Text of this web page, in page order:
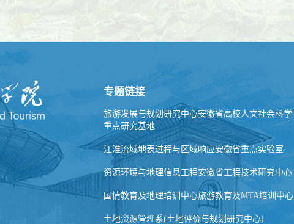
专题链接
旅游发展与规划研究中心安徽省高校人文社会科学
重点研究基地
江淮流域地表过程与区域响应安徽省重点实验室
资源环境与地理信息工程安徽省工程技术研究中心
国情教育及地理培训中心旅游教育及MTA培训中心
土地资源管理系(土地评价与规划研究中心)